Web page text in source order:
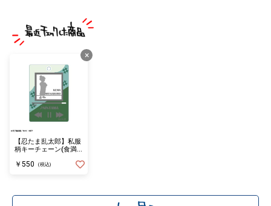
×
【忍たま乱太郎】私服
柄キーチェーン(食満
￥550 (税込)